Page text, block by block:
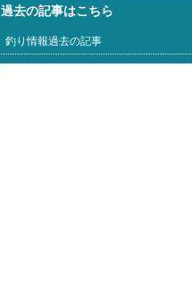
過去の記事はこちら
釣り情報過去の記事